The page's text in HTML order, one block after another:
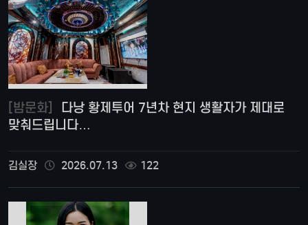
[밤문화]
맞춰드립니다…
김실장 2026.07.13 122